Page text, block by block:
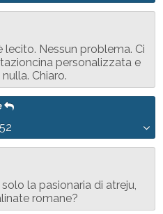
Nessun problema. Ci
personalizzata e
Chiaro.
la pasionaria di atreju,
romane?